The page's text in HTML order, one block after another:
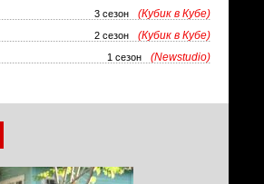
3 сезон
(Кубик в Кубе)
2 сезон
(Кубик в Кубе)
1 сезон (Newstudio)